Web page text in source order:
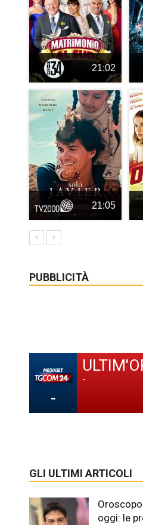
21:02
21:05
PUBBLICITÀ
-
-
GLI ULTIMI ARTICOLI
oggi: le